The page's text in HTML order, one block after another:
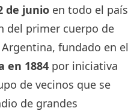
de junioen todo el país
del primer cuerpo de
fundado en el
en 1884por iniciativa
de vecinos que se
de grandes